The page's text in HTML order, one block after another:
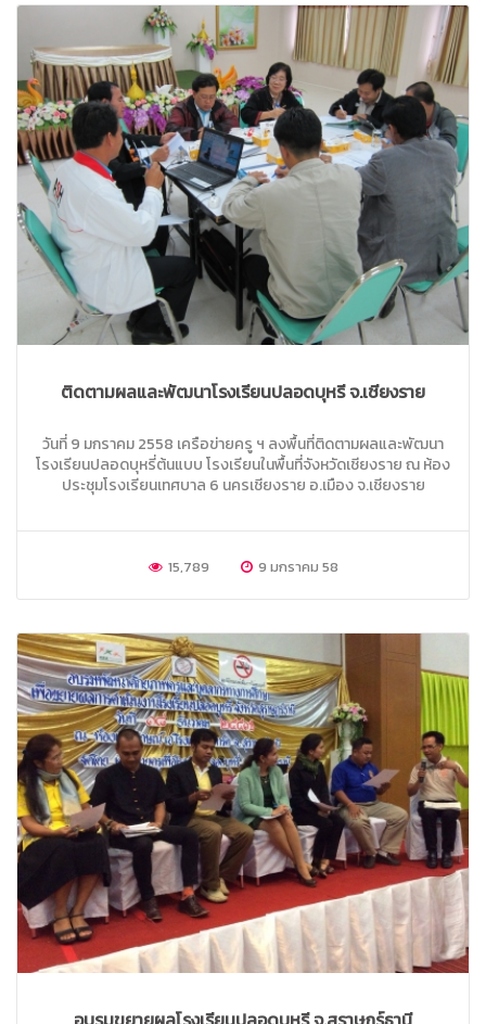
ติดตามผลและพัฒนาโรงเรียนปลอดบุหรี่ จ.เชียงราย
วันที่ 9 มกราคม 2558 เครือข่ายครู ฯ ลงพื้นที่ติดตามผลและพัฒนา
โรงเรียนปลอดบุหรี่ต้นแบบ โรงเรียนในพื้นที่จังหวัดเชียงราย ณ ห้อง
ประชุมโรงเรียนเทศบาล 6 นครเชียงราย อ.เมือง จ.เชียงราย
15,789 9 มกราคม 58